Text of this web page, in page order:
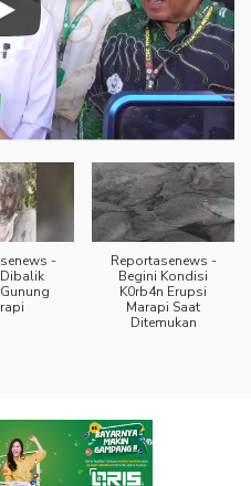
-
Reportasenews -
Begini Kondisi
K0rb4n Erupsi
Marapi Saat
Ditemukan